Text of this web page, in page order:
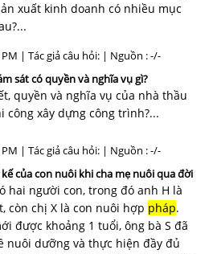
xuất kinh doanh có nhiều mục
| Tác giả câu hỏi: | Nguồn : -/-
sát có quyền và nghĩa vụ gì?
quyền và nghĩa vụ của nhà thầu
công xây dựng công trình?...
| Tác giả câu hỏi: | Nguồn : -/-
của con nuôi khi cha mẹ nuôi qua đời
hai người con, trong đó anh H là
còn chị X là con nuôi hợp pháp.
được khoảng 1 tuổi, ông bà S đã
nuôi dưỡng và thực hiện đầy đủ